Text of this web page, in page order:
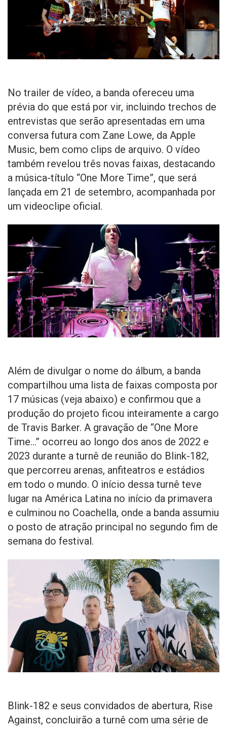
No trailer de vídeo, a banda ofereceu uma
prévia do que está por vir, incluindo trechos de
entrevistas que serão apresentadas em uma
conversa futura com Zane Lowe, da Apple
Music, bem como clips de arquivo. O vídeo
também revelou três novas faixas, destacando
a música-título “One More Time”, que será
lançada em 21 de setembro, acompanhada por
um videoclipe oficial.
Além de divulgar o nome do álbum, a banda
compartilhou uma lista de faixas composta por
17 músicas (veja abaixo) e confirmou que a
produção do projeto ficou inteiramente a cargo
de Travis Barker. A gravação de “One More
Time…” ocorreu ao longo dos anos de 2022 e
2023 durante a turnê de reunião do Blink-182,
que percorreu arenas, anfiteatros e estádios
em todo o mundo. O início dessa turnê teve
lugar na América Latina no início da primavera
e culminou no Coachella, onde a banda assumiu
o posto de atração principal no segundo fim de
semana do festival.
Blink-182 e seus convidados de abertura, Rise
Against, concluirão a turnê com uma série de